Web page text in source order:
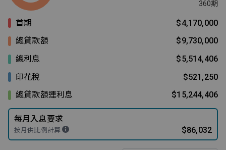
360期
首期
$4,170,000
總貸款額
$9,730,000
總利息
$5,514,406
印花稅
$521,250
總貸款額連利息
$15,244,406
每月入息要求
按月供比例計算 $86,032